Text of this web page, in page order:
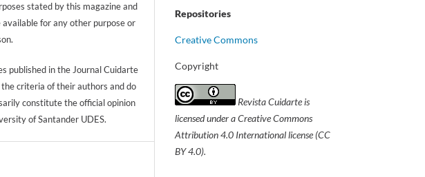
stated by this magazine and
available for any other purpose or
published in the Journal Cuidarte
criteria of their authors and do
constitute the official opinion
of Santander UDES.
Repositories
Creative Commons
Copyright
Revista Cuidarteis
licensed under a Creative Commons
Attribution 4.0 International license (CC
BY 4.0).